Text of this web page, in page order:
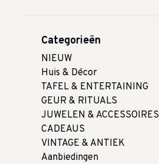
Categorieën
NIEUW
Huis & Décor
TAFEL & ENTERTAINING
GEUR & RITUALS
JUWELEN & ACCESSOIRES
CADEAUS
VINTAGE & ANTIEK
Aanbiedingen